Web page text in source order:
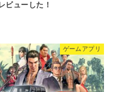
ビューした！
ゲームアプリ